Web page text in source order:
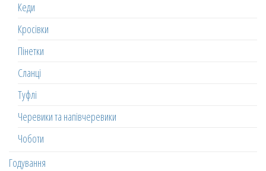
Кеди
Кросівки
Пінетки
Сланці
Туфлі
Черевики та напівчеревики
Чоботи
Годування